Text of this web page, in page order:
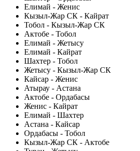
Елимай - Женис
Кызыл-Жар СК - Кайрат
Тобол - Кызыл-Жар СК
Актобе - Тобол
Елимай - Жетысу
Елимай - Кайрат
Шахтер - Тобол
Жетысу - Кызыл-Жар СК
Кайсар - Женис
Атырау - Астана
Актобе - Ордабасы
Женис - Кайрат
Елимай - Шахтер
Астана - Кайсар
Ордабасы - Тобол
Кызыл-Жар СК - Актобе